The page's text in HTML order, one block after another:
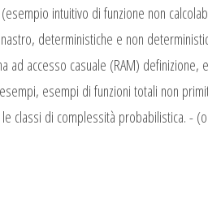
intuitivo di funzione non
deterministiche e non
ad accesso casuale (RAM)
esempi di funzioni totali non
classi di complessità probabilistica. -